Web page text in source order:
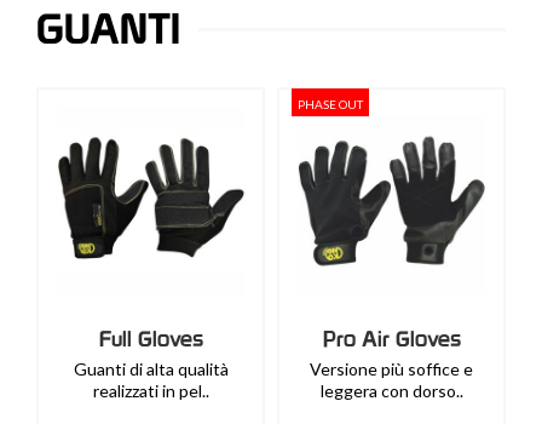
GUANTI
Full Gloves
Guanti di alta qualità
realizzati in pel..
PHASE OUT
Pro Air Gloves
Versione più soffice e
leggera con dorso..